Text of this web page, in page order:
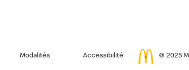
Modalités Accessibilité © 2025